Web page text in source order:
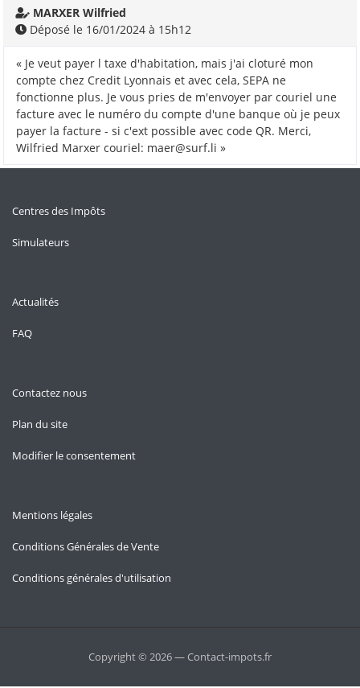
MARXER Wilfried
Déposé le 16/01/2024 à 15h12
« Je veut payer l taxe d'habitation, mais j'ai cloturé mon
compte chez Credit Lyonnais et avec cela, SEPA ne
fonctionne plus. Je vous pries de m'envoyer par couriel une
facture avec le numéro du compte d'une banque où je peux
payer la facture - si c'ext possible avec code QR. Merci,
Wilfried Marxer couriel: maer@surf.li »
Centres des Impôts
Simulateurs
Actualités
FAQ
Contactez nous
Plan du site
Modifier le consentement
Mentions légales
Conditions Générales de Vente
Conditions générales d'utilisation
Copyright © 2026 — Contact-impots.fr